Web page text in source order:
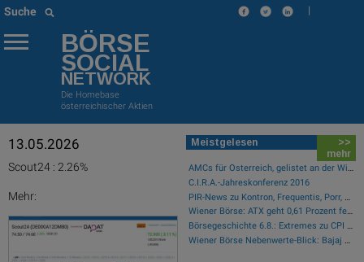
Suche |
BÖRSE
SOCIAL
NETWORK
Die Homebase
österreichischer Aktien
13.05.2026
Scout24 : 2.26%
Mehr:
Meistgelesen
>>
mehr
AMCs für Österreich, gelistet an der Wiener Börse
C.I.R.A.-Jahreskonferenz 2016
PIR-News zu Kontron, Frequentis, Porr, BKS, Research zu Erste Group, Verbund (Christine Petzwinkler)
Wiener Börse: ATX geht 0,61 Prozent fester aus der Donnerstag-Sitzung
Börsegeschichte 6.8.: Extremes zu CPI Europe aus der Immofinanz-Ära (Börse Geschichte) (BörseGeschichte)
Wiener Börse Nebenwerte-Blick: Bajaj Mobility steigt bei hohen Umsätzen mehr als 10 Prozent